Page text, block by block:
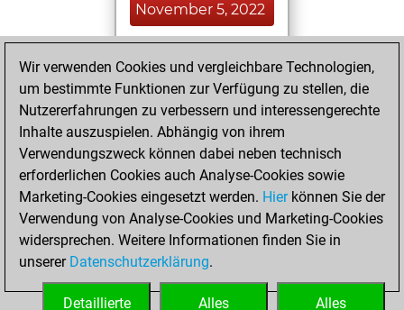
November 5, 2022
You played 2
bullet games
Play
You scored +0
=0 -2 in bullet
Dienstag, Juli 12,
2022
You played 1
slow games
Play
You scored +0
=0 -1 in slow games
Wir verwenden Cookies und vergleichbare Technologien,
um bestimmte Funktionen zur Verfügung zu stellen, die
Nutzererfahrungen zu verbessern und interessengerechte
Inhalte auszuspielen. Abhängig von ihrem
Verwendungszweck können dabei neben technisch
erforderlichen Cookies auch Analyse-Cookies sowie
Marketing-Cookies eingesetzt werden. Hierkönnen Sie der
Verwendung von Analyse-Cookies und Marketing-Cookies
widersprechen. Weitere Informationen finden Sie in
unserer Datenschutzerklärung.
Alles
Alles
Detaillierte